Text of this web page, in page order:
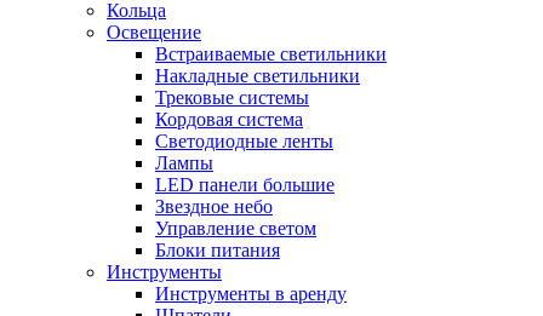
Кольца
Освещение
Встраиваемые светильники
Накладные светильники
Трековые системы
Кордовая система
Светодиодные ленты
Лампы
LED панели большие
Звездное небо
Управление светом
Блоки питания
Инструменты
Инструменты в аренду